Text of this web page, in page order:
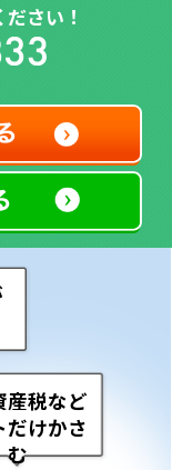
さい！
産税など
だけかさ
む